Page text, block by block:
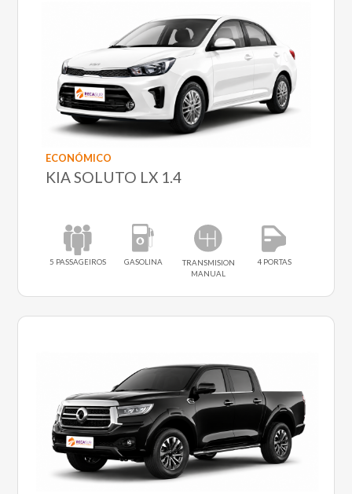
ECONÓMICO
KIA SOLUTO LX 1.4
5 PASSAGEIROS GASOLINA
TRANSMISION
MANUAL
4 PORTAS